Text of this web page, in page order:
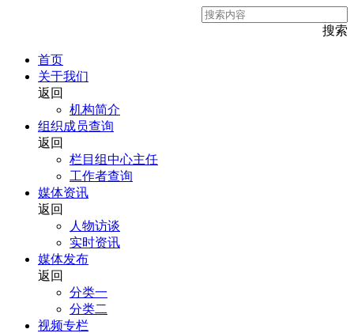
搜索
首页
关于我们
返回
机构简介
组织成员查询
返回
栏目组中心主任
工作者查询
媒体资讯
返回
人物访谈
实时资讯
媒体发布
返回
分类一
分类二
视频专栏